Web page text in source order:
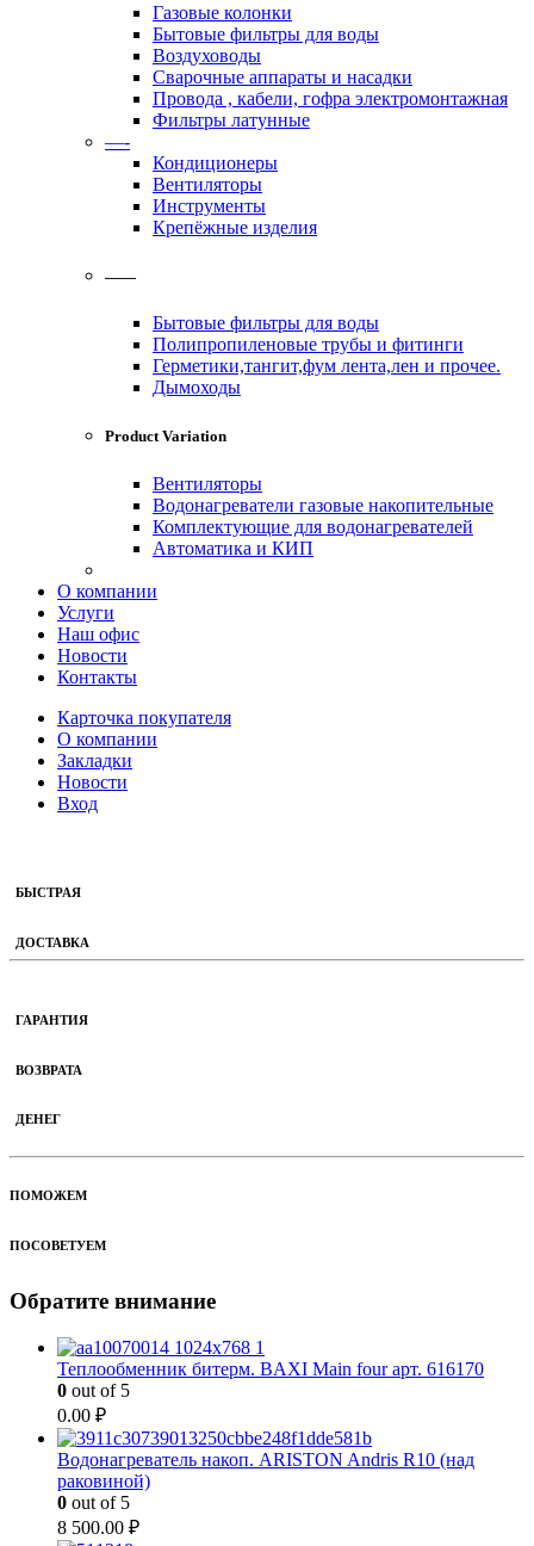
Газовые колонки
Бытовые фильтры для воды
Воздуховоды
Сварочные аппараты и насадки
Провода , кабели, гофра электромонтажная
Фильтры латунные
—-
Кондиционеры
Вентиляторы
Инструменты
Крепёжные изделия
——
Бытовые фильтры для воды
Полипропиленовые трубы и фитинги
Герметики,тангит,фум лента,лен и прочее.
Дымоходы
Product Variation
Вентиляторы
Водонагреватели газовые накопительные
Комплектующие для водонагревателей
Автоматика и КИП
О компании
Услуги
Наш офис
Новости
Контакты
Карточка покупателя
О компании
Закладки
Новости
Вход
БЫСТРАЯ
ДОСТАВКА
ГАРАНТИЯ
ВОЗВРАТА
ДЕНЕГ
ПОМОЖЕМ
ПОСОВЕТУЕМ
Обратите внимание
Теплообменник битерм. BAXI Main four арт. 616170
0 out of 5
0.00 ₽
Водонагреватель накоп. ARISTON Andris R10 (над
раковиной)
0 out of 5
8 500.00 ₽